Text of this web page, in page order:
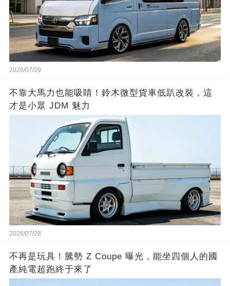
2026/07/29
不靠大馬力也能吸睛！鈴木微型貨車低趴改裝，這
才是小眾 JDM 魅力
2026/07/28
不再是玩具！騰勢 Z Coupe 曝光，能坐四個人的國
產純電超跑終于來了